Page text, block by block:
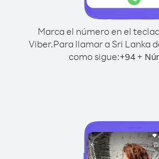
Marca el número en el
Viber.Para llamar a Sri Lanka
como sigue:+94+